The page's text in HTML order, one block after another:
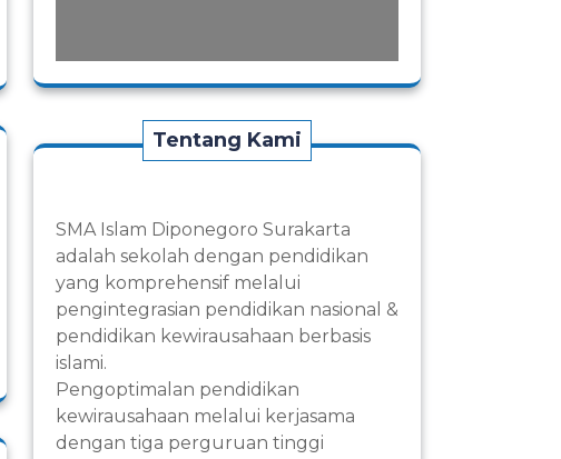
Tentang Kami
SMA Islam Diponegoro Surakarta
adalah sekolah dengan pendidikan
yang komprehensif melalui
pengintegrasian pendidikan nasional &
pendidikan kewirausahaan berbasis
islami.
Pengoptimalan pendidikan
kewirausahaan melalui kerjasama
dengan tiga perguruan tinggi